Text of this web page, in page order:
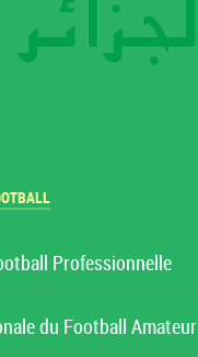
Professionnelle
du Football Amateur